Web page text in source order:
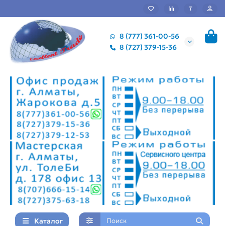
₸
8 (777) 361-00-56
8 (727) 379-15-36
Каталог